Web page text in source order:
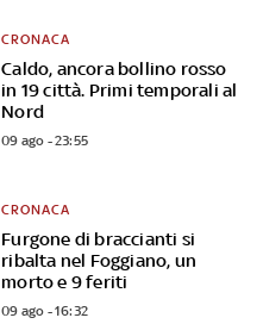
Caldo, ancora bollino rosso
in 19 città. Primi temporali al
Nord
CRONACA
09 ago - 23:55
Furgone di braccianti si
ribalta nel Foggiano, un
morto e 9 feriti
CRONACA
09 ago - 16:32